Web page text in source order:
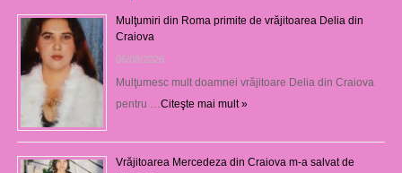
Mulţumiri din Roma primite de vrăjitoarea Delia din
Craiova
06/08/2026
Mulţumesc mult doamnei vrăjitoare Delia din Craiova
pentru … Citeşte mai mult »
Vrăjitoarea Mercedeza din Craiova m-a salvat de